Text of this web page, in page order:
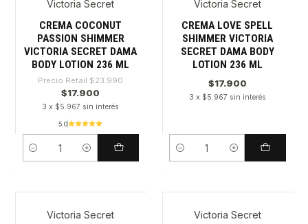
-25%Victoria Secret
CREMA COCONUT
PASSION SHIMMER
VICTORIA SECRET DAMA
BODY LOTION 236 ML
Precio Retail $23.990
$17.900
3 x $5.967 sin interés
5.0
Cantidad
Victoria Secret
CREMA LOVE SPELL
SHIMMER VICTORIA
SECRET DAMA BODY
LOTION 236 ML
$17.900
3 x $5.967 sin interés
Cantidad
Victoria Secret -25%Victoria Secret